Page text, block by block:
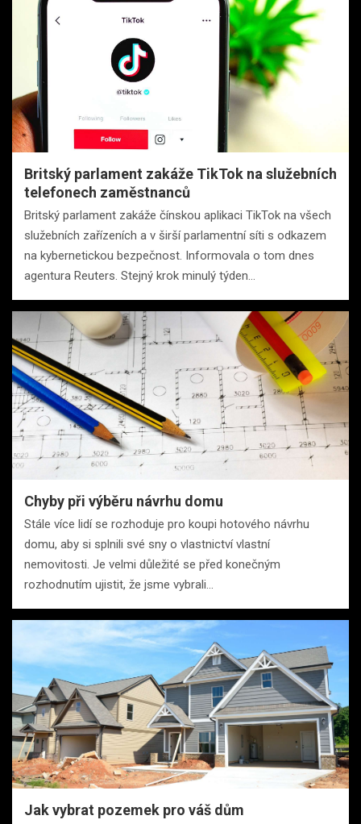
Britský parlament zakáže TikTok na služebních
telefonech zaměstnanců
Britský parlament zakáže čínskou aplikaci TikTok na všech
služebních zařízeních a v širší parlamentní síti s odkazem
na kybernetickou bezpečnost. Informovala o tom dnes
agentura Reuters. Stejný krok minulý týden…
Chyby při výběru návrhu domu
Stále více lidí se rozhoduje pro koupi hotového návrhu
domu, aby si splnili své sny o vlastnictví vlastní
nemovitosti. Je velmi důležité se před konečným
rozhodnutím ujistit, že jsme vybrali…
Jak vybrat pozemek pro váš dům